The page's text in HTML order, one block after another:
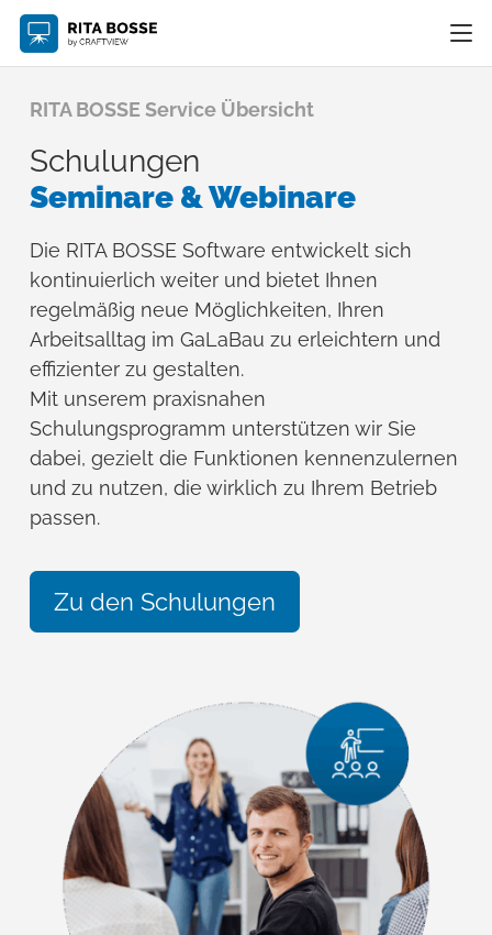
RITA BOSSE Service Übersicht
Schulungen
Seminare & Webinare
Die RITA BOSSE Software entwickelt sich
kontinuierlich weiter und bietet Ihnen
regelmäßig neue Möglichkeiten, Ihren
Arbeitsalltag im GaLaBau zu erleichtern und
effizienter zu gestalten.
Mit unserem praxisnahen
Schulungsprogramm unterstützen wir Sie
dabei, gezielt die Funktionen kennenzulernen
und zu nutzen, die wirklich zu Ihrem Betrieb
passen.
Zu den Schulungen